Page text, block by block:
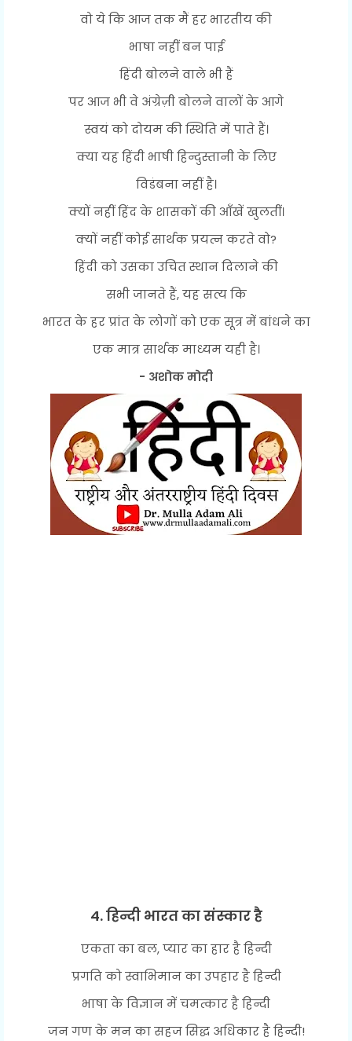
वो ये कि आज तक मैं हर भारतीय की
भाषा नहीं बन पाई
हिंदी बोलने वाले भी हैं
पर आज भी वे अंग्रेज़ी बोलने वालों के आगे
स्वयं को दोयम की स्थिति में पाते हैं।
क्या यह हिंदी भाषी हिन्दुस्तानी के लिए
विडंबना नहीं है।
क्यों नहीं हिंद के शासकों की आँखें खुलतीं।
क्यों नहीं कोई सार्थक प्रयत्न करते वो?
हिंदी को उसका उचित स्थान दिलाने की
सभी जानते हैं, यह सत्य कि
भारत के हर प्रांत के लोगों को एक सूत्र में बांधने का
एक मात्र सार्थक माध्यम यही है।
- अशोक मोदी
4. हिन्दी भारत का संस्कार है
एकता का बल, प्यार का हार है हिन्दी
प्रगति को स्वाभिमान का उपहार है हिन्दी
भाषा के विज्ञान में चमत्कार है हिन्दी
जन गण के मन का सहज सिद्ध अधिकार है हिन्दी!